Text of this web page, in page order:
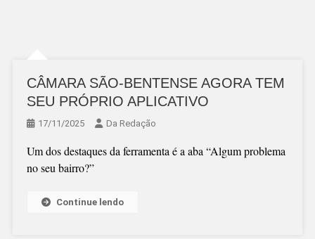
CÂMARA SÃO-BENTENSE AGORA TEM
SEU PRÓPRIO APLICATIVO
17/11/2025 Da Redação
Um dos destaques da ferramenta é a aba “Algum problema
no seu bairro?”
Continue lendo